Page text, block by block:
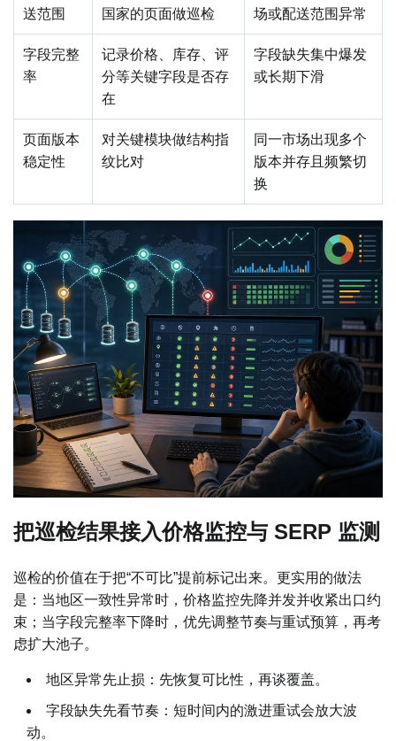
送范围
国家的页面做巡检
场或配送范围异常
字段完整
率
记录价格、库存、评
分等关键字段是否存
在
字段缺失集中爆发
或长期下滑
页面版本
稳定性
对关键模块做结构指
纹比对
同一市场出现多个
版本并存且频繁切
换
把巡检结果接入价格监控与 SERP 监测
巡检的价值在于把“不可比”提前标记出来。更实用的做法
是：当地区一致性异常时，价格监控先降并发并收紧出口约
束；当字段完整率下降时，优先调整节奏与重试预算，再考
虑扩大池子。
地区异常先止损：先恢复可比性，再谈覆盖。
字段缺失先看节奏：短时间内的激进重试会放大波
动。